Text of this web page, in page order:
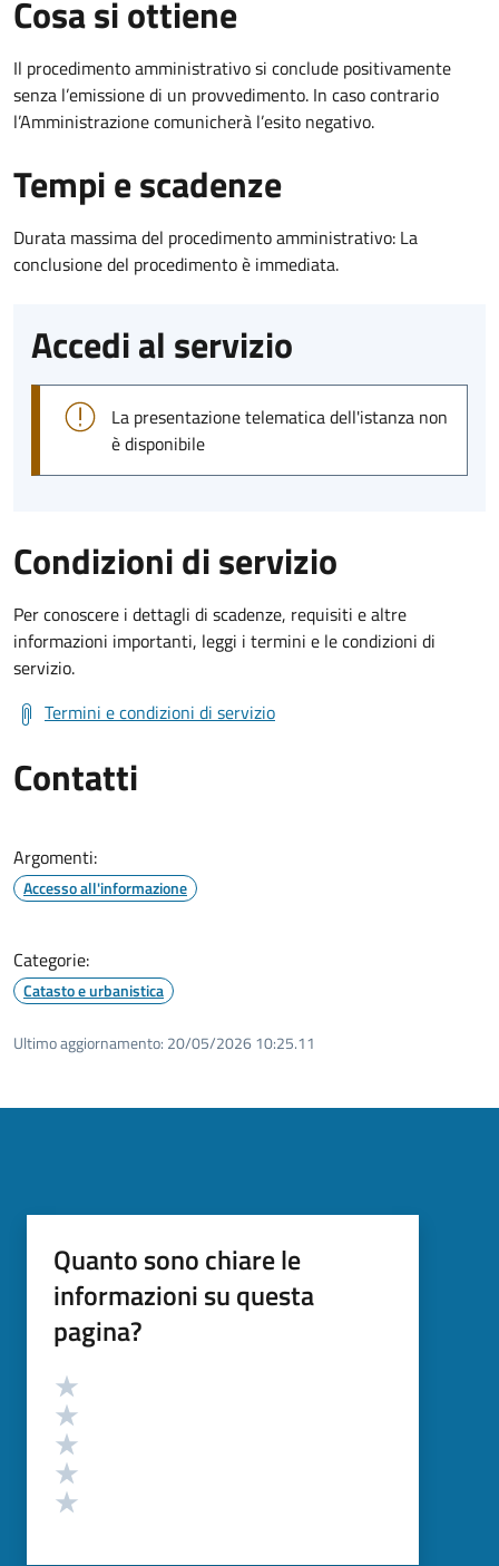
Cosa si ottiene
Il procedimento amministrativo si conclude positivamente
senza l’emissione di un provvedimento. In caso contrario
l’Amministrazione comunicherà l’esito negativo.
Tempi e scadenze
Durata massima del procedimento amministrativo: La
conclusione del procedimento è immediata.
Accedi al servizio
La presentazione telematica dell'istanza non
è disponibile
Condizioni di servizio
Per conoscere i dettagli di scadenze, requisiti e altre
informazioni importanti, leggi i termini e le condizioni di
servizio.
Termini e condizioni di servizio
Contatti
Argomenti:
Accesso all'informazione
Categorie:
Catasto e urbanistica
Ultimo aggiornamento: 20/05/2026 10:25.11
Quanto sono chiare le
informazioni su questa
pagina?
Valutazione